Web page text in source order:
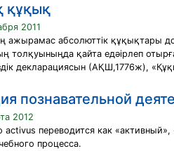
құқық
2011
ажырамас абсолюттік құқықтары
толқуыныңда қайта едәірлеп
декларациясын (АҚШ,1776ж),
познавательной
2012
activus переводится как
процесса.